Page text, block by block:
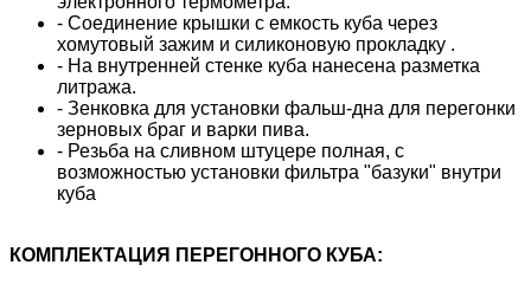
- Соединение крышки с емкость куба через
хомутовый зажим и силиконовую прокладку .
- На внутренней стенке куба нанесена разметка
литража.
- Зенковка для установки фальш-дна для перегонки
зерновых браг и варки пива.
- Резьба на сливном штуцере полная, с
возможностью установки фильтра "базуки" внутри
куба
КОМПЛЕКТАЦИЯ ПЕРЕГОННОГО КУБА: